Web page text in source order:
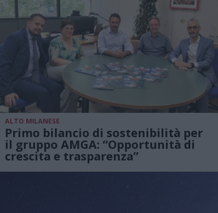
ALTO MILANESE
Primo bilancio di sostenibilità per
il gruppo AMGA: “Opportunità di
crescita e trasparenza”